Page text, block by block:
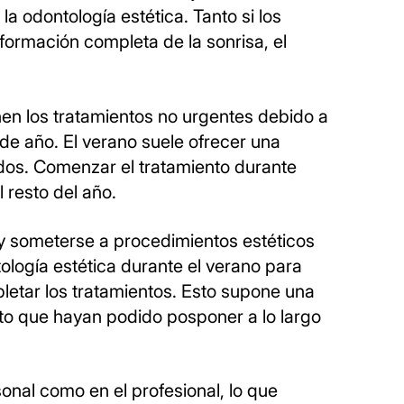
odontología estética. Tanto si los
completa de la sonrisa, el
los tratamientos no urgentes debido a
año. El verano suele ofrecer una
Comenzar el tratamiento durante
resto del año.
someterse a procedimientos estéticos
estética durante el verano para
los tratamientos. Esto supone una
que hayan podido posponer a lo largo
como en el profesional, lo que